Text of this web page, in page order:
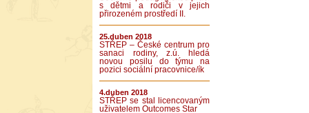
s dětmi a rodiči v jejich
přirozeném prostředí II.
25.duben 2018
STŘEP – České centrum pro
sanaci rodiny, z.ú. hledá
novou posilu do týmu na
pozici sociální pracovnice/ík
4.duben 2018
STŘEP se stal licencovaným
uživatelem Outcomes Star